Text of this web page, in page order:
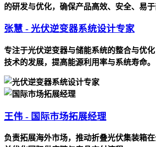
的研发与优化，确保产品高效、安全、易于
张慧 - 光伏逆变器系统设计专家
专注于光伏逆变器与储能系统的整合与优
技术的发展，提高能源利用率与系统寿命。
王伟 - 国际市场拓展经理
负责拓展海外市场，推动折叠光伏集装箱在